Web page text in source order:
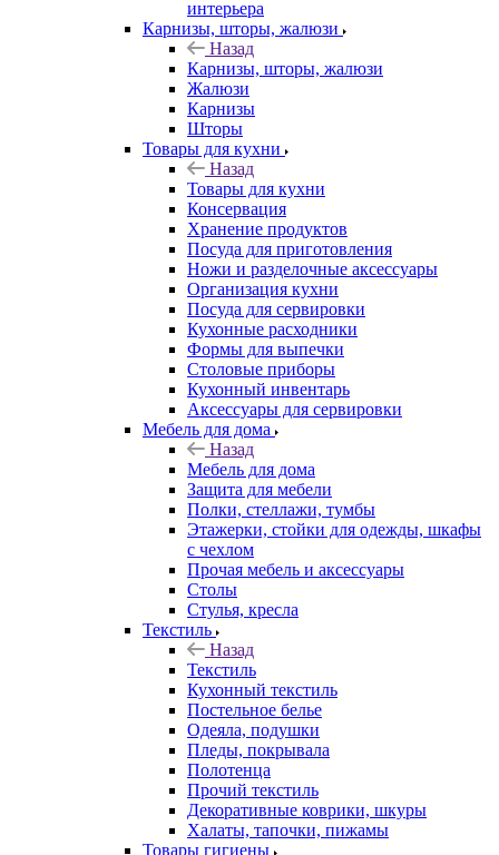
интерьера
Карнизы, шторы, жалюзи
Назад
Карнизы, шторы, жалюзи
Жалюзи
Карнизы
Шторы
Товары для кухни
Назад
Товары для кухни
Консервация
Хранение продуктов
Посуда для приготовления
Ножи и разделочные аксессуары
Организация кухни
Посуда для сервировки
Кухонные расходники
Формы для выпечки
Столовые приборы
Кухонный инвентарь
Аксессуары для сервировки
Мебель для дома
Назад
Мебель для дома
Защита для мебели
Полки, стеллажи, тумбы
Этажерки, стойки для одежды, шкафы
с чехлом
Прочая мебель и аксессуары
Столы
Стулья, кресла
Текстиль
Назад
Текстиль
Кухонный текстиль
Постельное белье
Одеяла, подушки
Пледы, покрывала
Полотенца
Прочий текстиль
Декоративные коврики, шкуры
Халаты, тапочки, пижамы
Товары гигиены